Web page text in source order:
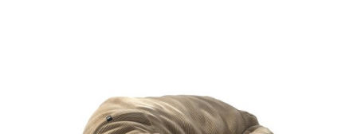
Chaises et Tabourets de bar